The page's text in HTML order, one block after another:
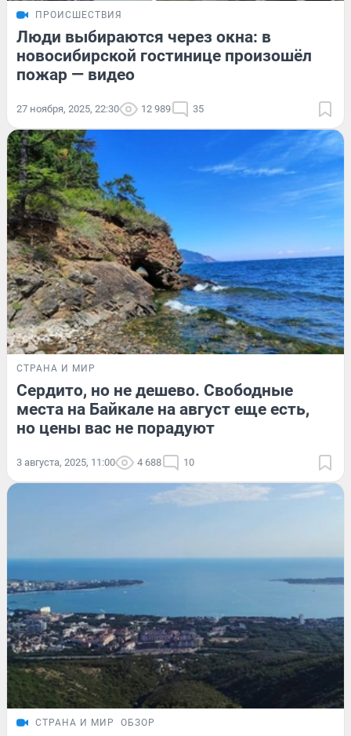
ПРОИСШЕСТВИЯ
Люди выбираются через окна: в
новосибирской гостинице произошёл
пожар — видео
27 ноября, 2025, 22:30 12 989 35
СТРАНА И МИР
Сердито, но не дешево. Свободные
места на Байкале на август еще есть,
но цены вас не порадуют
3 августа, 2025, 11:00 4 688 10
СТРАНА И МИР ОБЗОР